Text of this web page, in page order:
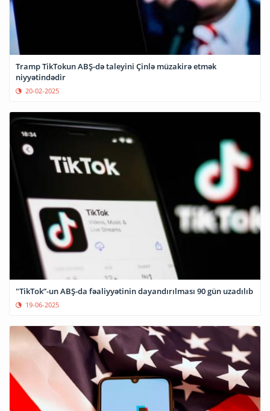
Tramp TikTokun ABŞ-də taleyini Çinlə müzakirə etmək
niyyətindədir
20-02-2025
"TikTok”-un ABŞ-da fəaliyyətinin dayandırılması 90 gün uzadılıb
19-06-2025